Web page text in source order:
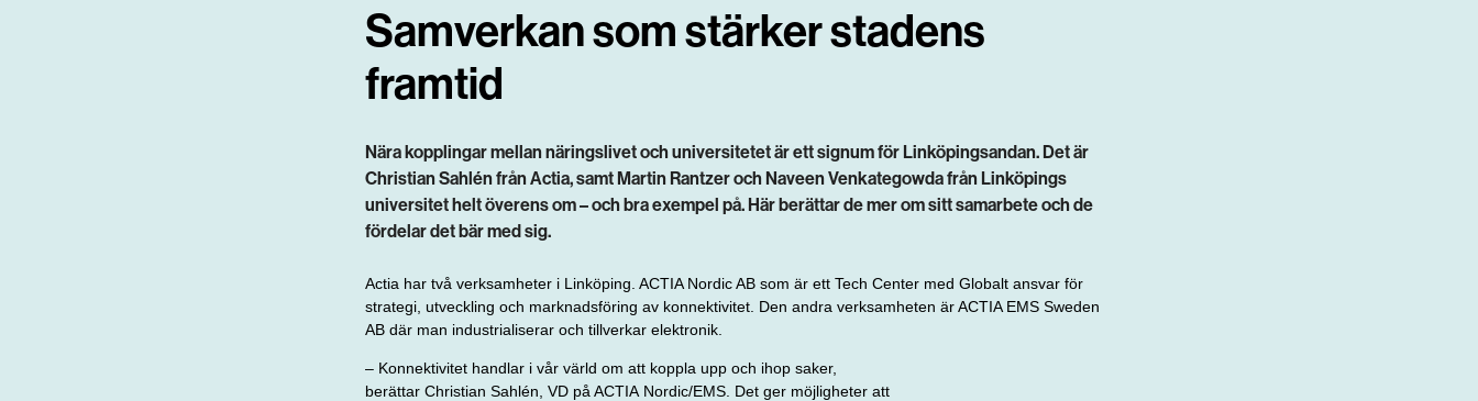
Samverkan som stärker stadens
framtid
Nära kopplingar mellan näringslivet och universitetet är ett signum för Linköpings­andan. Det är
Christian Sahlén från Actia, samt Martin Rantzer och Naveen Venkategowda från Linköpings
universitet helt överens om – och bra exempel på. Här berättar de mer om sitt samarbete och de
fördelar det bär med sig.
Actia har två verksamheter i Lin­köping. ACTIA Nordic AB som är ett Tech Center med Globalt ansvar för
strategi, utveckling och marknadsföring av konnektivitet. Den andra verksamheten är ACTIA EMS Sweden
AB där man industrialiserar och tillverkar elektronik.
– Konnektivitet handlar i vår värld om att koppla upp och ihop saker,
berättar Christian Sahlén, VD på ACTIA Nordic/EMS. Det ger möjligheter att